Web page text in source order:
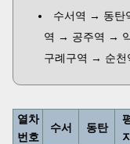
수서역 → 동탄
역 → 공주역 →
구례구역 → 순
열차
번호
수서 동탄